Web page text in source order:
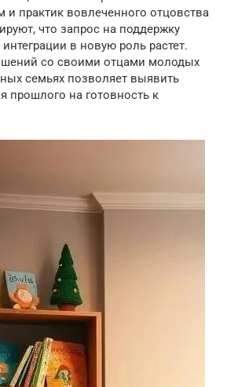
и практик вовлеченного отцовства
что запрос на поддержку
в новую роль растет.
со своими отцами молодых
семьях позволяет выявить
прошлого на готовность к